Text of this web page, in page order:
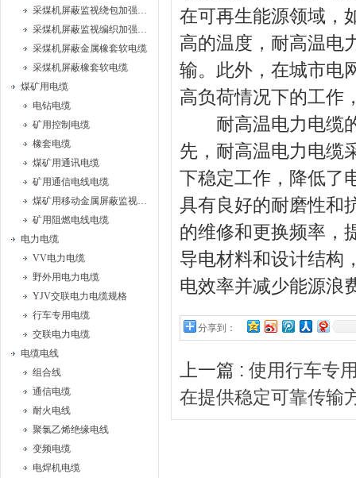
采煤机屏蔽监视绕包加强型橡套软电缆
采煤机屏蔽监视编织加强型橡套软电缆
采煤机屏蔽金属橡套软电缆
采煤机屏蔽橡套软电缆
煤矿用电缆
电钻电缆
矿用控制电缆
橡套电缆
煤矿用通讯电缆
矿用通信电线电缆
煤矿用移动金属屏蔽监视型橡套软电缆
矿用阻燃电线电缆
电力电缆
VV电力电缆
野外用电力电缆
YJV交联电力电缆规格
行车专用电缆
交联电力电缆
电缆电线
组合线
通信电缆
耐火电线
聚氯乙烯绝缘电线
变频电缆
电焊机电缆
在可再生能源领域，
高的温度，耐高温电
输。此外，在城市电
高负荷情况下的工作
耐高温电力电缆的
先，耐高温电力电缆
下稳定工作，降低了
具有良好的耐磨性和
的维修和更换频率，
导电材料和设计结构
电效率并减少能源浪
分享到：
上一篇 : 使用行车专
在提供稳定可靠传输